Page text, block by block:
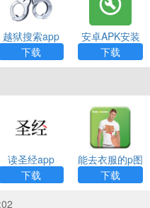
越狱搜索app
下载
安卓APK安装
器（APK Insta
ller）App
下载
读圣经app
下载
能去衣服的p图
app下载
下载